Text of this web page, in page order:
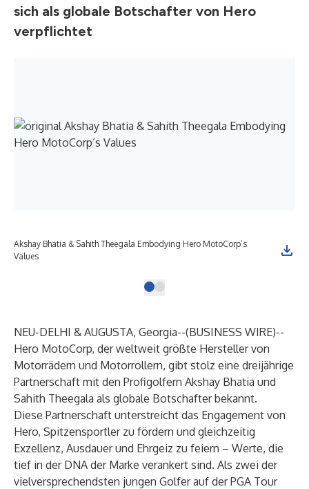
sich als globale Botschafter von Hero
verpflichtet
Akshay Bhatia & Sahith Theegala Embodying Hero MotoCorp’s
Values
NEU-DELHI & AUGUSTA, Georgia--(BUSINESS WIRE)--
Hero MotoCorp, der weltweit größte Hersteller von
Motorrädern und Motorrollern, gibt stolz eine dreijährige
Partnerschaft mit den Profigolfern Akshay Bhatia und
Sahith Theegala als globale Botschafter bekannt.
Diese Partnerschaft unterstreicht das Engagement von
Hero, Spitzensportler zu fördern und gleichzeitig
Exzellenz, Ausdauer und Ehrgeiz zu feiern – Werte, die
tief in der DNA der Marke verankert sind. Als zwei der
vielversprechendsten jungen Golfer auf der PGA Tour